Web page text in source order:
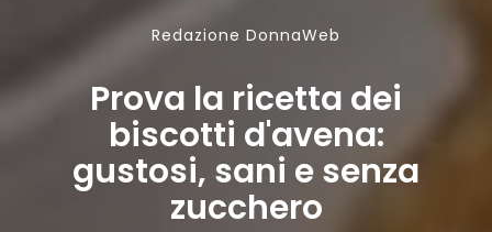
Redazione DonnaWeb
Prova la ricetta dei
biscotti d'avena:
gustosi, sani e senza
zucchero